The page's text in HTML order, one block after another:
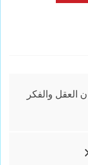
قصة بحثي وبحثك (3-إيمان العقل والفكر